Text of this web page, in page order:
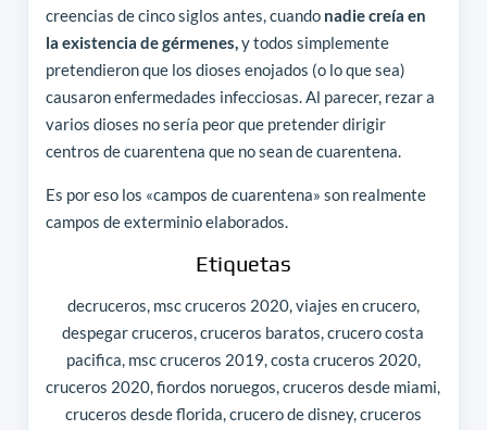
creencias de cinco siglos antes, cuando nadie creía en
la existencia de gérmenes,y todos simplemente
pretendieron que los dioses enojados (o lo que sea)
causaron enfermedades infecciosas. Al parecer, rezar a
varios dioses no sería peor que pretender dirigir
centros de cuarentena que no sean de cuarentena.
Es por eso los «campos de cuarentena» son realmente
campos de exterminio elaborados.
Etiquetas
decruceros, msc cruceros 2020, viajes en crucero,
despegar cruceros, cruceros baratos, crucero costa
pacifica, msc cruceros 2019, costa cruceros 2020,
cruceros 2020, fiordos noruegos, cruceros desde miami,
cruceros desde florida, crucero de disney, cruceros